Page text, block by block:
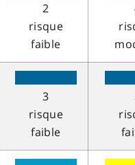
2
risque
faible
3
risque
faible